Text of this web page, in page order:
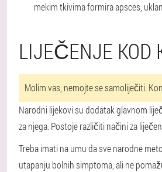
mekim tkivima formira apsces,
LIJEČENJE KOD
Molim vas, nemojte se samoliječiti.
Narodni lijekovi su dodatak glavnom
za njega. Postoje različiti načini za
Treba imati na umu da sve narodne
utapanju bolnih simptoma, ali ne